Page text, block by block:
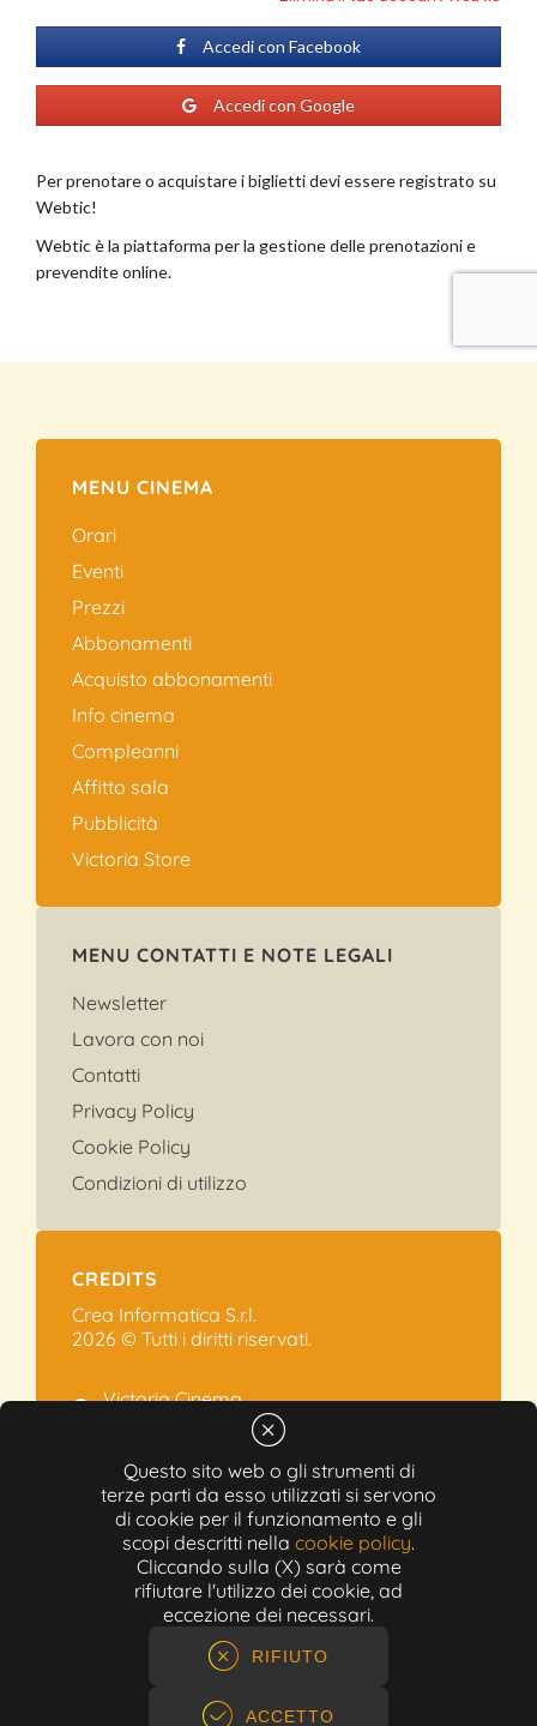
Questo sito web o gli strumenti di
terze parti da esso utilizzati si servono
di cookie per il funzionamento e gli
scopi descritti nella cookie policy.
Cliccando sulla (X) sarà come
rifiutare l'utilizzo dei cookie, ad
eccezione dei necessari.
RIFIUTO
ACCETTO
MENU CINEMA
Orari
Eventi
Prezzi
Abbonamenti
Acquisto abbonamenti
Info cinema
Compleanni
Affitto sala
Pubblicità
Victoria Store
MENU CONTATTI E NOTE LEGALI
Newsletter
Lavora con noi
Contatti
Privacy Policy
Cookie Policy
Condizioni di utilizzo
CREDITS
Crea Informatica S.r.l.
2026 © Tutti i diritti riservati.
Victoria Cinema
Via Ramelli, 101 - Modena
+39 059.454622
info@victoriacinema.it
Partita IVA: 02603471208
N-REA: 452611
Capitale sociale: 300.000,00€